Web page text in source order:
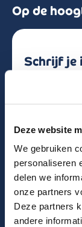
Deze website
We gebruiken
personaliseren
delen we
onze partners
Deze partners
andere
3
1
0 van 600 max.
Op de
Schrijf je
Email